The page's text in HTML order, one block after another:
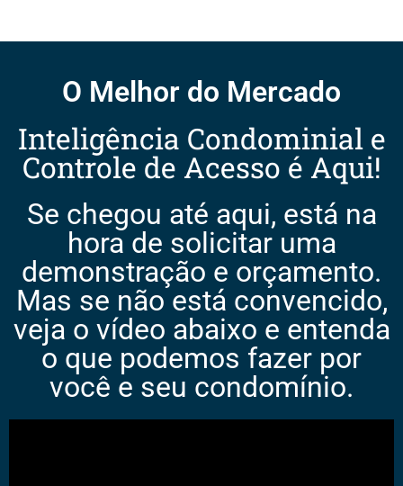
O Melhor do Mercado
Inteligência Condominial e
Controle de Acesso é Aqui!
Se chegou até aqui, está na
hora de solicitar uma
demonstração e orçamento.
Mas se não está convencido,
veja o vídeo abaixo e entenda
o que podemos fazer por
você e seu condomínio.